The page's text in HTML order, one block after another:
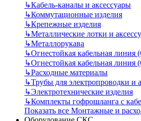
↳Кабель-каналы и аксессуары
↳Коммутационные изделия
↳Крепежные изделия
↳Металлические лотки и
↳Металлорукава
↳Огнестойкая кабельная
↳Огнестойкая кабельная
↳Расходные материалы
↳Трубы для электропроводки и
↳Электротехнические изделия
↳Комплекты гофрошланга с
Показать все Монтажные и